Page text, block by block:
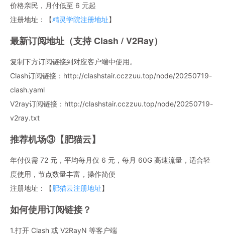
价格亲民，月付低至 6 元起
注册地址：【精灵学院注册地址】
最新订阅地址（支持 Clash / V2Ray）
复制下方订阅链接到对应客户端中使用。
Clash订阅链接：http://clashstair.cczzuu.top/node/20250719-
clash.yaml
V2ray订阅链接：http://clashstair.cczzuu.top/node/20250719-
v2ray.txt
推荐机场③【肥猫云】
年付仅需 72 元，平均每月仅 6 元，每月 60G 高速流量，适合轻
度使用，节点数量丰富，操作简便
注册地址：【肥猫云注册地址】
如何使用订阅链接？
1.打开 Clash 或 V2RayN 等客户端